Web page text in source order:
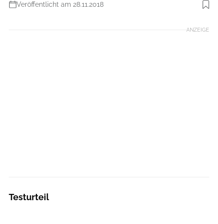
Veröffentlicht am 28.11.2018
Foto: Sram
ANZEIGE
Testurteil